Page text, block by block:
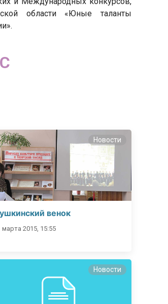
области «Юные таланты
Новости
венок
марта 2015, 15:55
Новости